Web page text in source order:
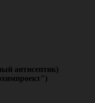
антисептик)